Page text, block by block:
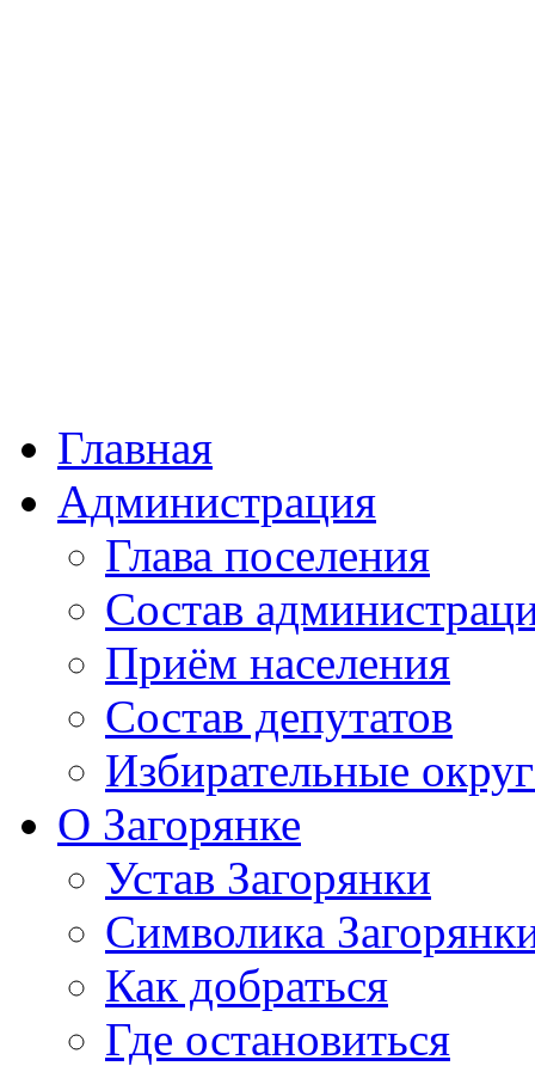
Главная
Администрация
Глава поселения
Состав
Приём населения
Состав депутатов
Избирательные
О Загорянке
Устав Загорянки
Символика
Как добраться
Где остановиться